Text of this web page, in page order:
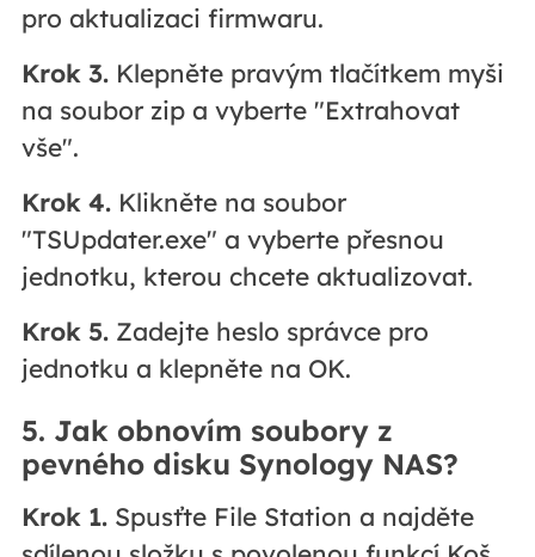
pro aktualizaci firmwaru.
Krok 3.Klepněte pravým tlačítkem myši
na soubor zip a vyberte "Extrahovat
vše".
Krok 4.Klikněte na soubor
"TSUpdater.exe" a vyberte přesnou
jednotku, kterou chcete aktualizovat.
Krok 5.Zadejte heslo správce pro
jednotku a klepněte na OK.
5. Jak obnovím soubory z
pevného disku Synology NAS?
Krok 1.Spusťte File Station a najděte